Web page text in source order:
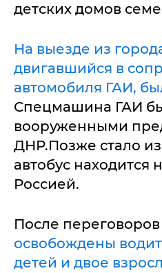
детских домов
На выезде из
двигавшийся в
автомобиля ГАИ,
Спецмашина ГАИ
вооруженными
ДНР.Позже стало
автобус находится
Россией.
После переговоров
освобождены
детей и двое